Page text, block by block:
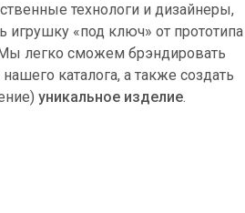
технологи и дизайнеры,
игрушку «под ключ» от прототипа
легко сможем брэндировать
каталога, а также создать
уникальное изделие.